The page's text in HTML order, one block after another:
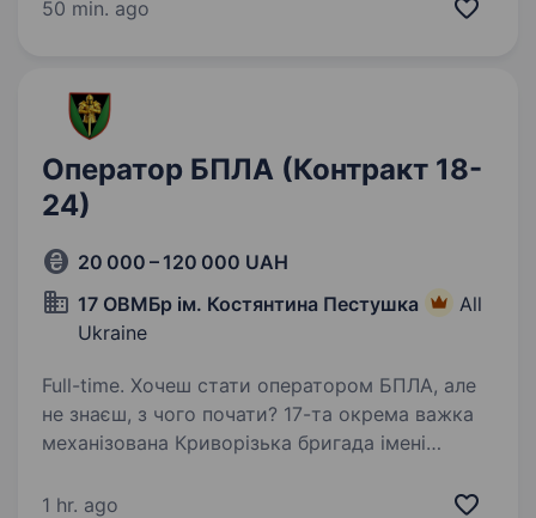
50 min. ago
Оператор БПЛА (Контракт 18-
24)
20 000 – 120 000 UAH
17 ОВМБр ім. Костянтина Пестушка
All
Ukraine
Full-time. Хочеш стати оператором БПЛА, але
не знаєш, з чого почати? 17-та окрема важка
механізована Криворізька бригада імені
завдання щодо захисту державного
1 hr. ago